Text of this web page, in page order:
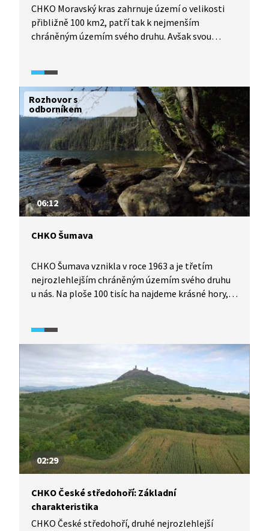
CHKO Moravský kras zahrnuje území o velikosti
přibližně 100 km2, patří tak k nejmenším
chráněným územím svého druhu. Avšak svou
jeskyně s bohatou krápníkovou výzdobou, tak
i hluboké kaňony, propady, skalní žleby nebo
závrty.
Rozhovor s
odborníkem
06:12
CHKO Šumava
CHKO Šumava vznikla v roce 1963 a je třetím
nejrozlehlejším chráněným územím svého druhu
u nás. Na ploše 100 tisíc ha najdeme krásné hory,
tam například vrcholy Pancíř a Špičák, ale také
ledovcová jezera. Ve střední části se nachází
Boubínský prales. Jižní části dominuje vodní nádrž
Lipno.
02:29
CHKO České středohoří: Základní
charakteristika
CHKO České středohoří, druhé nejrozlehlejší